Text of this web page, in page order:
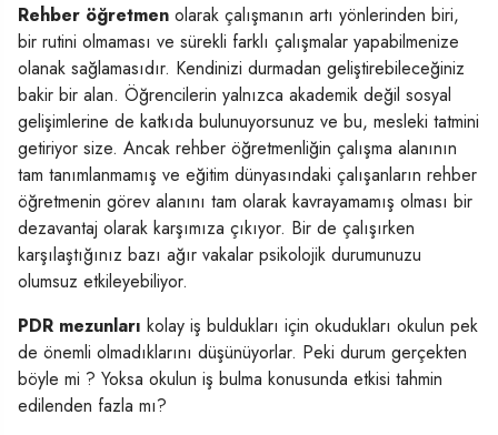
Rehber öğretmen olarak çalışmanın artı yönlerinden biri,
bir rutini olmaması ve sürekli farklı çalışmalar yapabilmenize
olanak sağlamasıdır. Kendinizi durmadan geliştirebileceğiniz
bakir bir alan. Öğrencilerin yalnızca akademik değil sosyal
gelişimlerine de katkıda bulunuyorsunuz ve bu, mesleki tatmini
getiriyor size. Ancak rehber öğretmenliğin çalışma alanının
tam tanımlanmamış ve eğitim dünyasındaki çalışanların rehber
öğretmenin görev alanını tam olarak kavrayamamış olması bir
dezavantaj olarak karşımıza çıkıyor. Bir de çalışırken
karşılaştığınız bazı ağır vakalar psikolojik durumunuzu
olumsuz etkileyebiliyor.
PDR mezunları kolay iş buldukları için okudukları okulun pek
de önemli olmadıklarını düşünüyorlar. Peki durum gerçekten
böyle mi ? Yoksa okulun iş bulma konusunda etkisi tahmin
edilenden fazla mı?